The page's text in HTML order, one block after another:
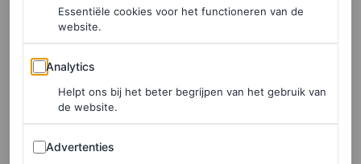
klompversie van de iconische Wellipets. Het moge
duidelijk zijn: van een viral hype is geen sprake meer,
rubberen klompen zijn
Onze favoriete rubberen
zomerschoenen
Essentiële cookies voor het functioneren van de
website.
Analytics
Analytics
Helpt ons bij het beter begrijpen van het gebruik van
de website.
Advertenties
Advertenties